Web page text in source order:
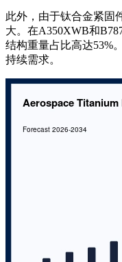
此外，由于钛合金紧固
大。在A350XWB和
结构重量占比高达53%
持续需求。